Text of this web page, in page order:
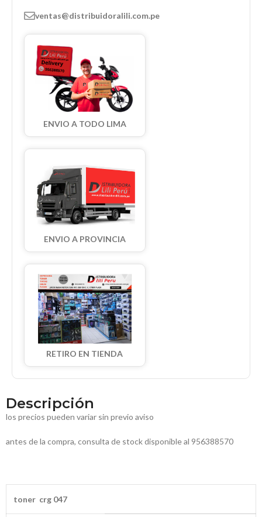
ventas@distribuidoralili.com.pe
ENVIO A TODO LIMA
ENVIO A PROVINCIA
RETIRO EN TIENDA
Descripción
los precios pueden variar sin previo aviso
antes de la compra, consulta de stock disponible al 956388570
toner crg 047